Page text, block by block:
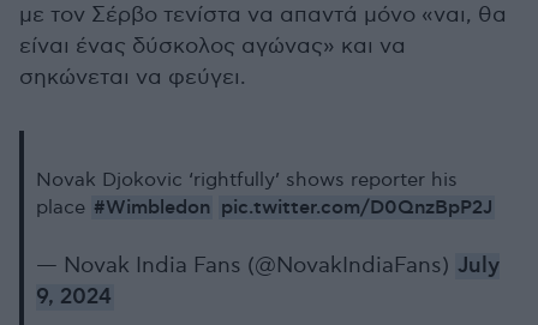
με τον Σέρβο τενίστα να απαντά μόνο «ναι, θα
είναι ένας δύσκολος αγώνας» και να
σηκώνεται να φεύγει.
Novak Djokovic ‘rightfully’ shows reporter his
place #Wimbledon pic.twitter.com/D0QnzBpP2J
— Novak India Fans (@NovakIndiaFans) July
9, 2024